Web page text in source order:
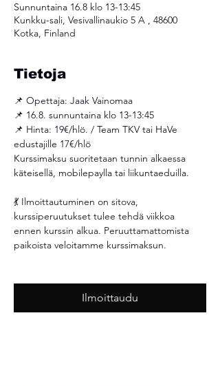
Sunnuntaina 16.8 klo 13-13:45
Kunkku-sali, Vesivallinaukio 5 A , 48600
Kotka, Finland
Tietoja
📌 Opettaja: Jaak Vainomaa
📌 16.8. sunnuntaina klo 13-13:45
📌 Hinta: 19€/hlö. / Team TKV tai HaVe
edustajille 17€/hlö
Kurssimaksu suoritetaan tunnin alkaessa
käteisellä, mobilepaylla tai liikuntaeduilla.
💃 Ilmoittautuminen on sitova,
kurssiperuutukset tulee tehdä viikkoa
ennen kurssin alkua. Peruuttamattomista
paikoista veloitamme kurssimaksun.
Ilmoittaudu